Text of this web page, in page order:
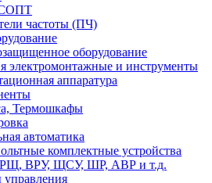
частоты (ПЧ)
оборудование
электромонтажные и инструменты
аппаратура
Термошкафы
автоматика
комплектные устройства
ВРУ, ЩСУ, ШР, АВР и т.д.
управления